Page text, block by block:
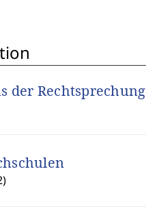
der Rechtsprechung